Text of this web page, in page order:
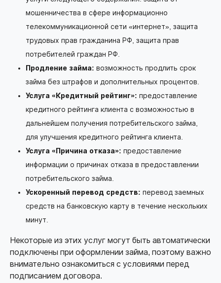
мошенничества в сфере информационно
телекоммуникационной сети «интернет», защита
трудовых прав гражданина РФ, защита прав
потребителей граждан РФ.
Продление займа: возможность продлить срок
займа без штрафов и дополнительных процентов.
Услуга «Кредитный рейтинг»: предоставление
кредитного рейтинга клиента с возможностью в
дальнейшем получения потребительского займа,
для улучшения кредитного рейтинга клиента.
Услуга «Причина отказа»: предоставление
информации о причинах отказа в предоставлении
потребительского займа.
Ускоренный перевод средств: перевод заемных
средств на банковскую карту в течение нескольких
минут.
Некоторые из этих услуг могут быть автоматически
подключены при оформлении займа, поэтому важно
внимательно ознакомиться с условиями перед
подписанием договора.